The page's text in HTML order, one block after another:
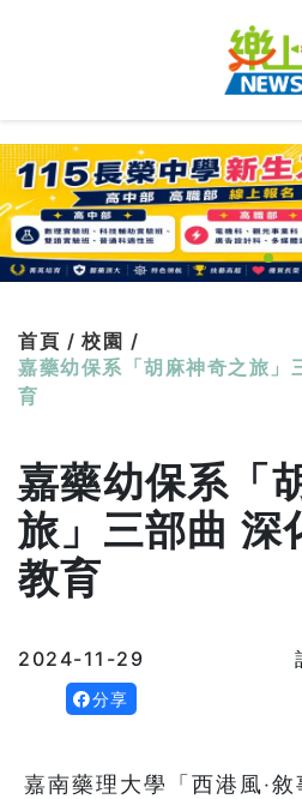
首頁 / 校園 /
嘉藥幼保系「胡麻神奇之旅」
育
嘉藥幼保系「
旅」三部曲 深
教育
2024-11-29
分享
嘉南藥理大學「西港風‧